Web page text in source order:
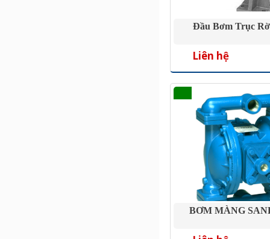
Đầu Bơm Trục
Liên hệ
BƠM MÀNG